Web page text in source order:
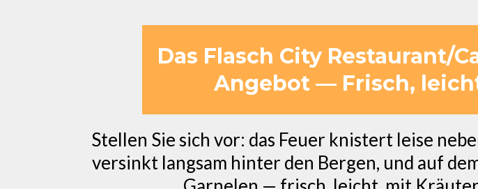
Das Flasch City Restaurant/
Angebot — Frisch,
Stellen Sie sich vor: das Feuer knistert leise
versinkt langsam hinter den Bergen, und auf